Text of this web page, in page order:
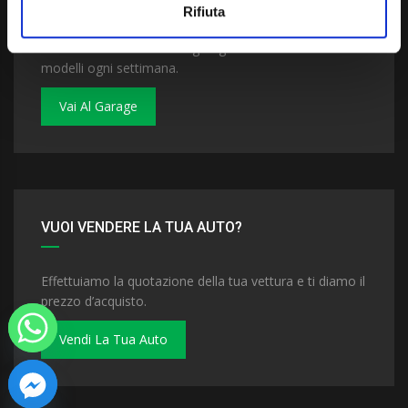
Rifiuta
Dai un'occhiata al nostro garage. Troverai nuovi
modelli ogni settimana.
Vai Al Garage
VUOI VENDERE LA TUA AUTO?
Effettuiamo la quotazione della tua vettura e ti diamo il
prezzo d’acquisto.
Vendi La Tua Auto